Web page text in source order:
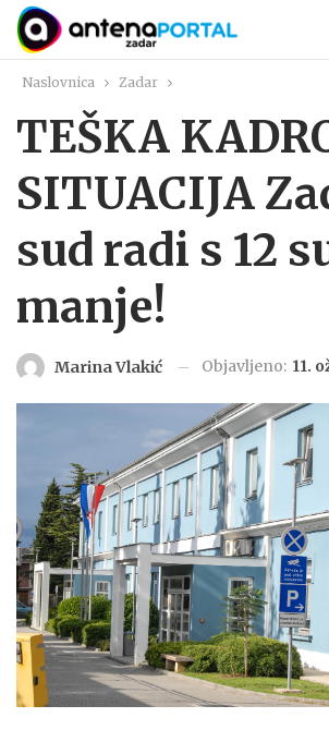
Naslovnica Zadar
TEŠKA
SITUACIJA
sud radi s 12
manje!
Marina Vlakić Objavljeno: 11.